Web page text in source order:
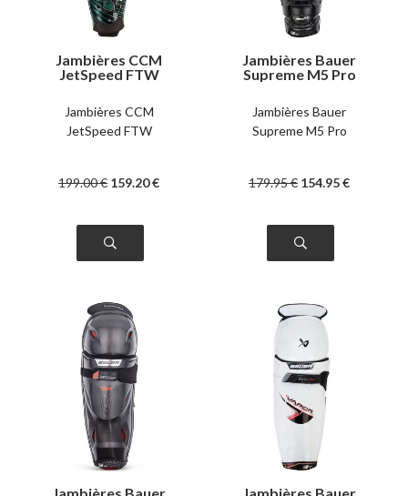
Jambières CCM
JetSpeed FTW
Jambières CCM
JetSpeed FTW
199.00€ 159.20€
Jambières Bauer
Supreme M5 Pro
Jambières Bauer
Supreme M5 Pro
179.95€ 154.95€